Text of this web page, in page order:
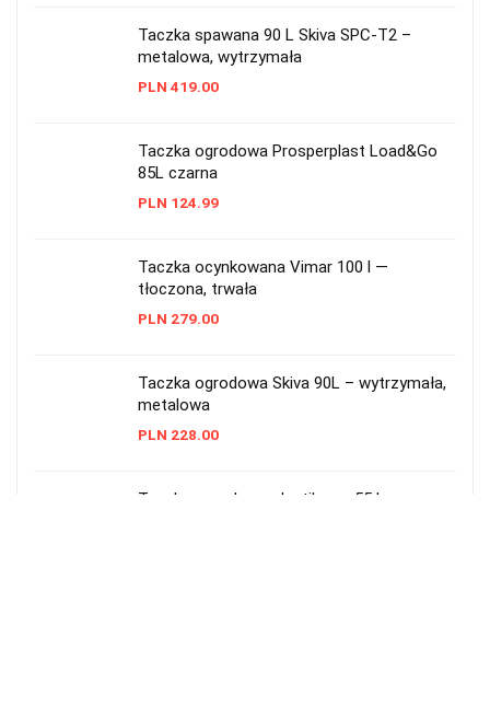
Taczka spawana 90 L Skiva SPC-T2 –
metalowa, wytrzymała
PLN 419.00
Taczka ogrodowa Prosperplast Load&Go
85L czarna
PLN 124.99
Taczka ocynkowana Vimar 100 l —
tłoczona, trwała
PLN 279.00
Taczka ogrodowa Skiva 90L – wytrzymała,
metalowa
PLN 228.00
Taczka ogrodowa plastikowa 55 l